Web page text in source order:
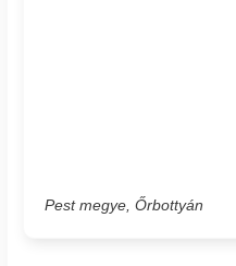
Pest megye, Őrbottyán